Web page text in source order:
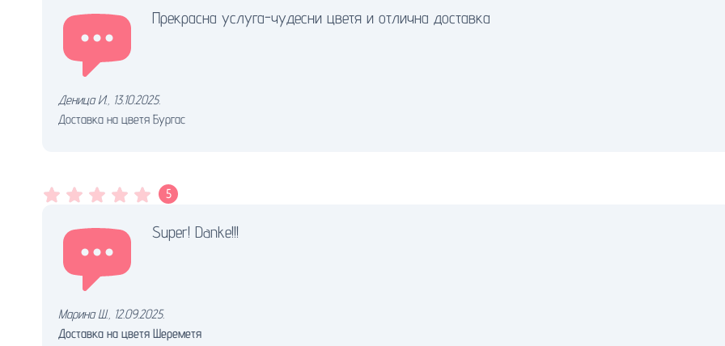
Прекрасна услуга-чудесни цветя и отлична доставка
Деница И., 13.10.2025.
Доставка на цветя Бургас
5
Super! Danke!!!
Марина Ш., 12.09.2025.
Доставка на цветя Шереметя